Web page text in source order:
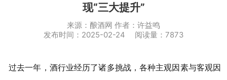
现“三大提升”
来源：酿酒网 作者：许益鸣
发布时间：2025-02-24 阅读量：7873
过去一年，酒行业经历了诸多挑战，各种主观因素与客观因